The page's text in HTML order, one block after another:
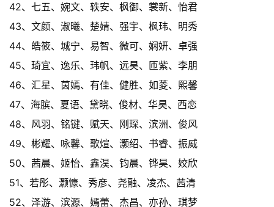
42、七五、婉文、轶安、枫御、裳新、怡君
43、文颜、淑曦、楚婧、强宇、枫玮、明秀
44、皓筱、城宁、易智、微可、娴妍、卓强
45、琦宜、逸乐、玮帆、远昊、匝紫、李朋
46、汇星、茵嫣、有佳、健胜、如菱、熙馨
47、海膑、夏语、黛晓、俊材、华昊、西恋
48、风羽、铭键、赋天、刚琛、滨洲、俊风
49、彬耀、咏馨、歌煊、灏绍、书睿、振威
50、茜晨、姬怡、鑫淏、钧晨、铧昊、姣欣
51、若彤、灏慷、秀彦、尧融、凌杰、茜清
52、泽游、滨源、嫣蕾、杰昌、亦孙、琪梦